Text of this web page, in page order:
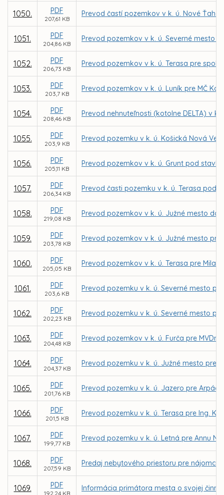
1050. PDF
207,61 KB
Prevod častí pozemkov v k. ú. Nové
1051. PDF
204,86 KB
Prevod pozemkov v k. ú. Severné mesto
1052. PDF
206,73 KB
Prevod pozemkov v k. ú. Terasa pre
1053. PDF
203,7 KB
Prevod pozemkov v k. ú. Luník pre MČ
1054. PDF
208,46 KB
Prevod nehnuteľnosti (kotolne DELTA) v k.
1055. PDF
203,9 KB
Prevod pozemku v k. ú. Košická Nová
1056. PDF
205,11 KB
Prevod pozemkov v k. ú. Grunt pod
1057. PDF
206,34 KB
Prevod časti pozemku v k. ú. Terasa pod
1058. PDF
219,08 KB
Prevod pozemkov v k. ú. Južné mesto do
1059. PDF
203,78 KB
Prevod pozemkov v k. ú. Južné mesto
1060. PDF
205,05 KB
Prevod pozemkov v k. ú. Terasa pre
1061. PDF
203,6 KB
Prevod pozemku v k. ú. Severné mesto
1062. PDF
202,23 KB
Prevod pozemku v k. ú. Severné mesto
1063. PDF
204,48 KB
Prevod pozemkov v k. ú. Furča pre MVDr.
1064. PDF
204,37 KB
Prevod pozemku v k. ú. Južné mesto pre
1065. PDF
201,76 KB
Prevod pozemku v k. ú. Jazero pre
1066. PDF
201,5 KB
Prevod pozemku v k. ú. Terasa pre Ing.
1067. PDF
199,77 KB
Prevod pozemku v k. ú. Letná pre Annu
1068. PDF
207,59 KB
Predaj nebytového priestoru pre nájomcu
1069. PDF
192,24 KB
Informácia primátora mesta o svojej